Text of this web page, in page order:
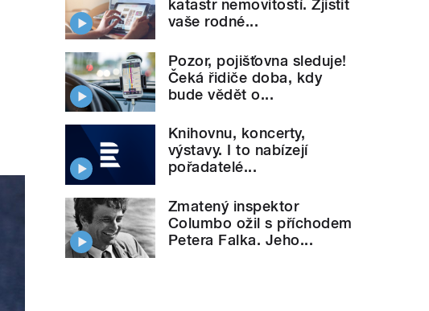
katastr nemovitostí. Zjistit
vaše rodné...
Pozor, pojišťovna sleduje!
Čeká řidiče doba, kdy
bude vědět o...
Knihovnu, koncerty,
výstavy. I to nabízejí
pořadatelé...
Zmatený inspektor
Columbo ožil s příchodem
Petera Falka. Jeho...